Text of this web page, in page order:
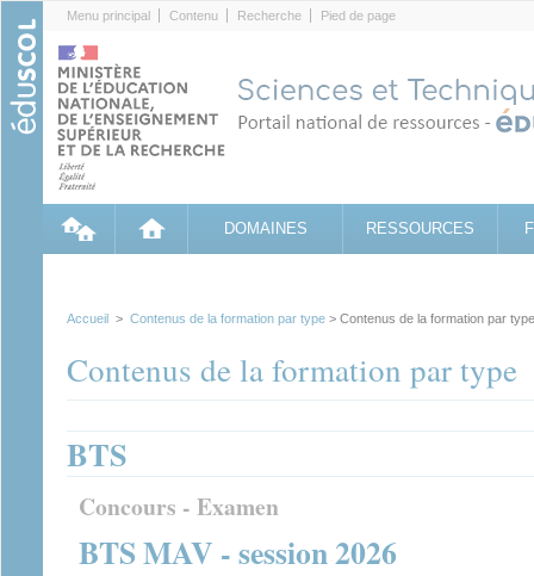
Menu principal Contenu Recherche Pied de page
DOMAINES RESSOURCES
Accueil > Contenus de la formation par type > Contenus de la formation par type
Contenus de la formation par type
BTS
Concours - Examen
BTS MAV - session 2026